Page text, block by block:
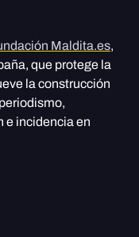
Maldita.es,
que protege la
la construcción
e incidencia en